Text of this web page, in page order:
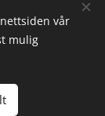
vår
mulig